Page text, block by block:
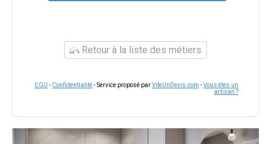
Retour à la liste des métiers
CGU - Confidentialité- Service proposé parViteUnDevis.com -Vous êtes un
artisan ?